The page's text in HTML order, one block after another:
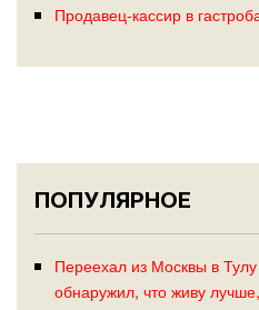
Продавец-кассир в
ПОПУЛЯРНОЕ
Переехал из Москвы в
обнаружил, что живу